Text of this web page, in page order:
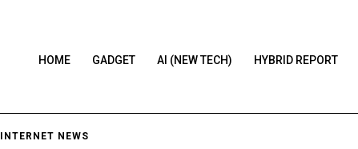
HOME GADGET AI (NEW TECH) HYBRID REPORT
INTERNET NEWS